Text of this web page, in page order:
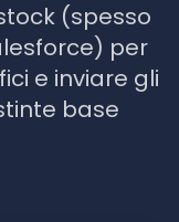
(spesso
per
e inviare gli
base